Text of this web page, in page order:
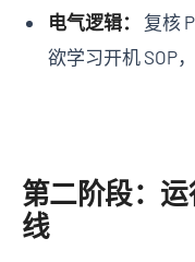
电气逻辑：
复核
欲学习开机 SOP
第二阶段：
线